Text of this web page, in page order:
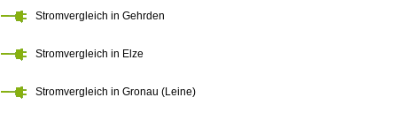
Stromvergleich in Gehrden
Stromvergleich in Elze
Stromvergleich in Gronau (Leine)